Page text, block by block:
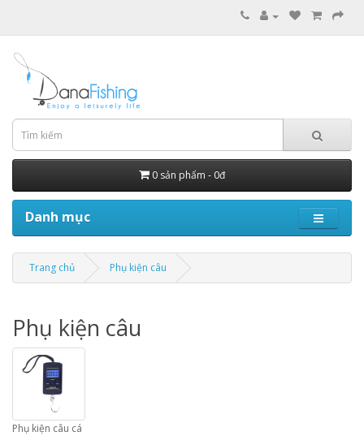
0 sản phẩm - 0đ
Danh mục
Trang chủ Phụ kiện câu
Phụ kiện câu
Phụ kiện câu cá